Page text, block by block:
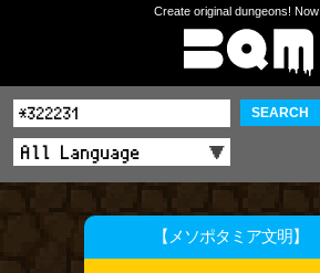
Create original dungeons! Now
SEARCH
【メソポタミア文明】